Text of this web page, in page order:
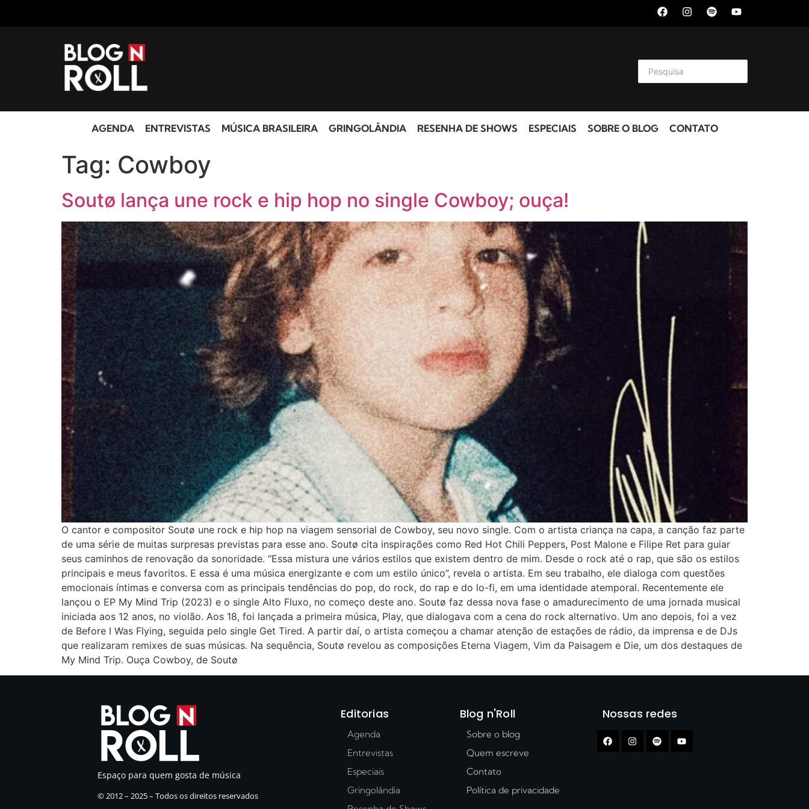
AGENDA ENTREVISTAS MÚSICA BRASILEIRA GRINGOLÂNDIA RESENHA DE SHOWS ESPECIAIS SOBRE O BLOG CONTATO
Tag: Cowboy
Soutø lança une rock e hip hop no single Cowboy; ouça!
O cantor e compositor Soutø une rock e hip hop na viagem sensorial de Cowboy, seu novo single. Com o artista criança na capa, a canção faz parte
de uma série de muitas surpresas previstas para esse ano. Soutø cita inspirações como Red Hot Chili Peppers, Post Malone e Filipe Ret para guiar
seus caminhos de renovação da sonoridade. “Essa mistura une vários estilos que existem dentro de mim. Desde o rock até o rap, que são os estilos
principais e meus favoritos. E essa é uma música energizante e com um estilo único”, revela o artista. Em seu trabalho, ele dialoga com questões
emocionais íntimas e conversa com as principais tendências do pop, do rock, do rap e do lo-fi, em uma identidade atemporal. Recentemente ele
lançou o EP My Mind Trip (2023) e o single Alto Fluxo, no começo deste ano. Soutø faz dessa nova fase o amadurecimento de uma jornada musical
iniciada aos 12 anos, no violão. Aos 18, foi lançada a primeira música, Play, que dialogava com a cena do rock alternativo. Um ano depois, foi a vez
de Before I Was Flying, seguida pelo single Get Tired. A partir daí, o artista começou a chamar atenção de estações de rádio, da imprensa e de DJs
que realizaram remixes de suas músicas. Na sequência, Soutø revelou as composições Eterna Viagem, Vim da Paisagem e Die, um dos destaques de
My Mind Trip. Ouça Cowboy, de Soutø
Espaço para quem gosta de música
© 2012 – 2025 – Todos os direitos reservados
Editorias
Agenda
Entrevistas
Especiais
Gringolândia
Blog n'Roll
Sobre o blog
Quem escreve
Contato
Política de privacidade
Nossas redes